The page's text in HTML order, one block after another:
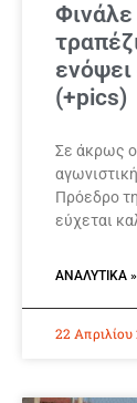
Φινάλε
(+pics)
Σε άκρως
Πρόεδρο
εύχεται
ΑΝΑΛΥΤΙΚΆ »
22 Απριλίου